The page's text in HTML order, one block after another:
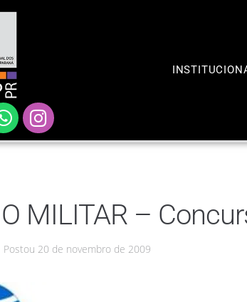
MILITAR –
Postou 20 de novembro de 2009